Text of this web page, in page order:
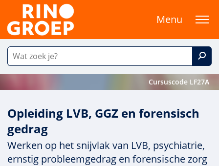
Menu
Cursuscode LF27A
Opleiding LVB, GGZ en forensisch
gedrag
Werken op het snijvlak van LVB, psychiatrie,
ernstig probleemgedrag en forensische zorg